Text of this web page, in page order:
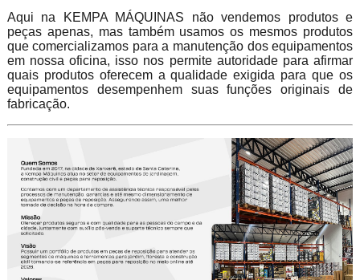
Aqui na KEMPA MÁQUINAS não vendemos produtos e
peças apenas, mas também usamos os mesmos produtos
que comercializamos para a manutenção dos equipamentos
em nossa oficina, isso nos permite autoridade para afirmar
quais produtos oferecem a qualidade exigida para que os
equipamentos desempenhem suas funções originais de
fabricação.